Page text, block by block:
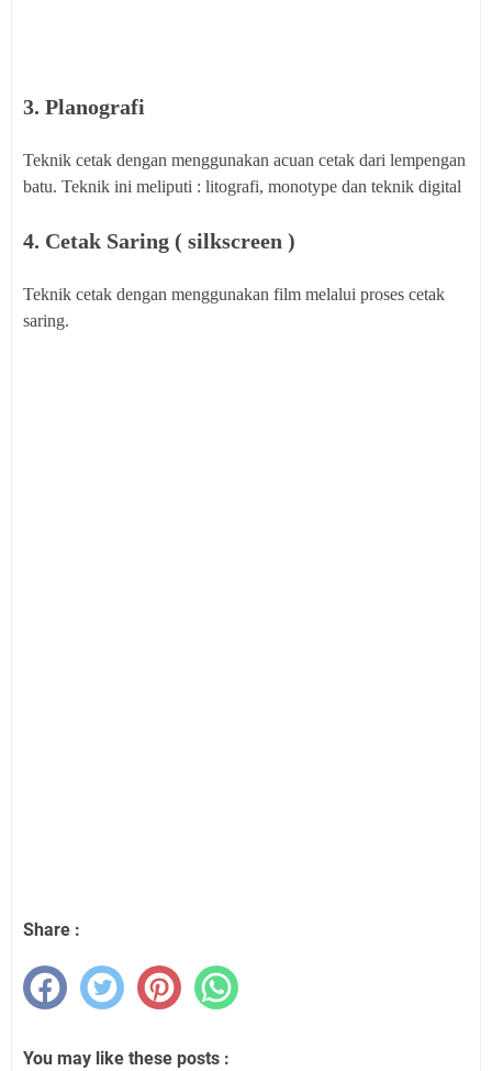
3. Planografi
Teknik cetak dengan menggunakan acuan cetak dari lempengan
batu. Teknik ini meliputi : litografi, monotype dan teknik digital
4. Cetak Saring ( silkscreen )
Teknik cetak dengan menggunakan film melalui proses cetak
saring.
Share :
You may like these posts :